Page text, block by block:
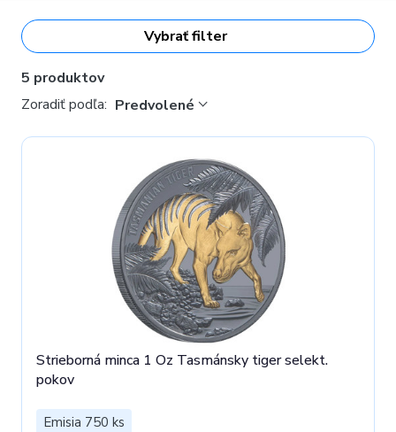
Vybrať filter
5 produktov
Zoradiť podľa: Predvolené
Strieborná minca 1 Oz Tasmánsky tiger selekt.
pokov
Emisia 750 ks